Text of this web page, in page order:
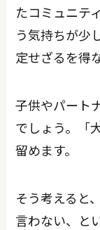
たコミュニテ
う気持ちが少
定せざるを得
子供やパート
でしょう。「
留めます。
そう考えると
言わない、と